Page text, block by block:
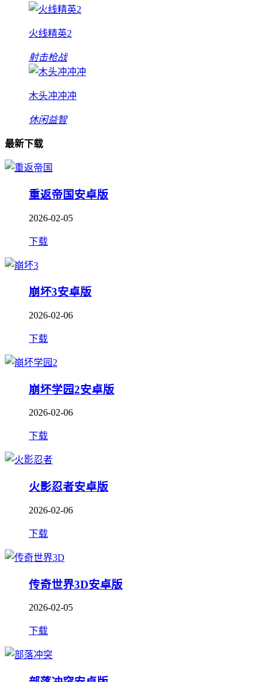
火线精英2
射击枪战
木头冲冲冲
休闲益智
最新下载
重返帝国安卓版
2026-02-05
下载
崩坏3安卓版
2026-02-06
下载
崩坏学园2安卓版
2026-02-06
下载
火影忍者安卓版
2026-02-06
下载
传奇世界3D安卓版
2026-02-05
下载